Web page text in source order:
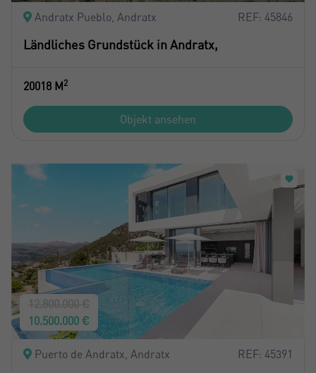
Andratx Pueblo, Andratx REF: 45846
Ländliches Grundstück in Andratx,
20018 M2
Objekt ansehen
10.500.000 €
Puerto de Andratx, Andratx REF: 45391